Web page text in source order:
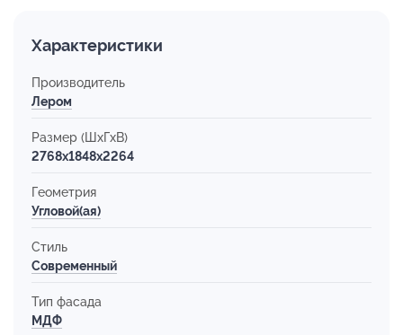
Характеристики
Производитель
Лером
Размер (ШхГхВ)
2768x1848x2264
Геометрия
Угловой(ая)
Стиль
Современный
Тип фасада
МДФ